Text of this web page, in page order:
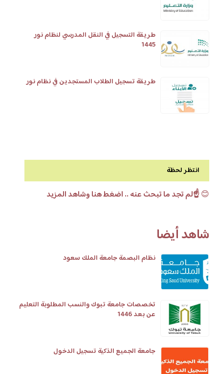
طريقة التسجيل في النقل المدرسي لنظام نور
1445
طريقة تسجيل الطلاب المستجدين في نظام نور
انتظر لحظة
😊☝️لم تجد ما تبحث عنه .. اضغط هنا وشاهد المزيد
شاهد أيضا
نظام البصمة جامعة الملك سعود
تخصصات جامعة تبوك والنسب المطلوبة التعليم
عن بعد 1446
جامعة الجميع الذكية تسجيل الدخول